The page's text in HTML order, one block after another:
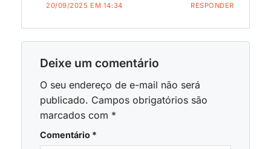
20/09/2025 EM 14:34 RESPONDER
Deixe um comentário
O seu endereço de e-mail não será
publicado. Campos obrigatórios são
marcados com *
Comentário *